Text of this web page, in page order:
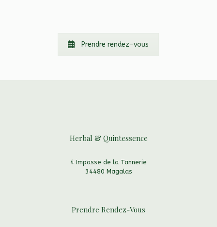
Prendre rendez-vous
Herbal & Quintessence
4 Impasse de la Tannerie
34480 Magalas
Prendre Rendez-Vous